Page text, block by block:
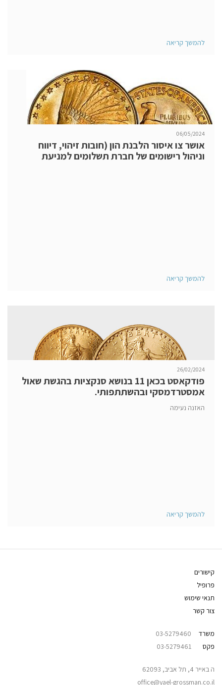
להמשך קריאה
06/05/2024
אושר צו איסור הלבנת הון (חובות זיהוי, דיווח
וניהול רישומים של חברת תשלומים למניעת
להמשך קריאה
26/02/2024
פודקאסט בכאן 11 בנושא סנקציות בהגשת שאול
אמסטרדמסקי ובהשתתפותי.
האזנה נעימה
להמשך קריאה
קישורים
פרופיל
תנאי שימוש
צור קשר
משרד
03-5279460
פקס
ה באייר 4, תל אביב, 62093
office@yael-grossman.co.il